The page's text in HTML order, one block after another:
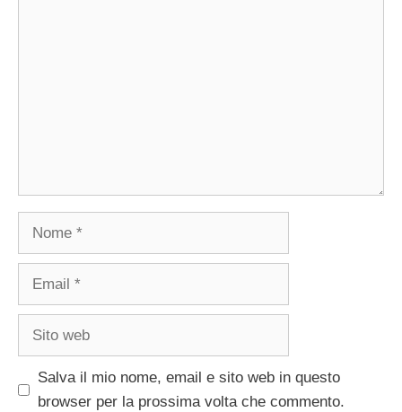
Nome
Email
Sito
Salva il mio nome, email e sito web in questo
browser per la prossima volta che commento.